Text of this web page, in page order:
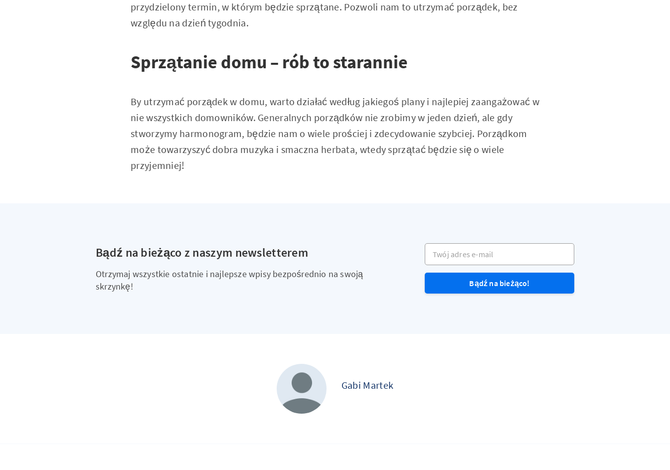
przydzielony termin, w którym będzie sprzątane. Pozwoli nam to utrzymać porządek, bez
względu na dzień tygodnia.
Sprzątanie domu – rób to starannie
By utrzymać porządek w domu, warto działać według jakiegoś plany i najlepiej zaangażować w
nie wszystkich domowników. Generalnych porządków nie zrobimy w jeden dzień, ale gdy
stworzymy harmonogram, będzie nam o wiele prościej i zdecydowanie szybciej. Porządkom
może towarzyszyć dobra muzyka i smaczna herbata, wtedy sprzątać będzie się o wiele
przyjemniej!
Bądź na bieżąco z naszym newsletterem
Otrzymaj wszystkie ostatnie i najlepsze wpisy bezpośrednio na swoją
skrzynkę!
Twój adres e-mail
Bądź na bieżąco!
Gabi Martek